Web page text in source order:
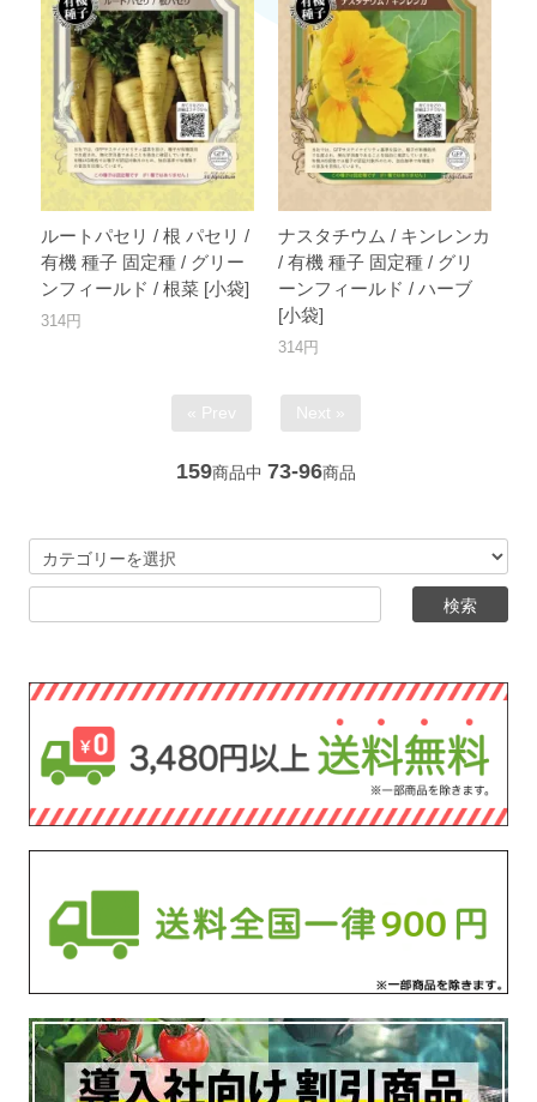
ルートパセリ / 根 パセリ /
有機 種子 固定種 / グリー
ンフィールド / 根菜 [小袋]
314円
ナスタチウム / キンレンカ
/ 有機 種子 固定種 / グリ
ーンフィールド / ハーブ
[小袋]
314円
« Prev Next »
159商品中 73-96商品